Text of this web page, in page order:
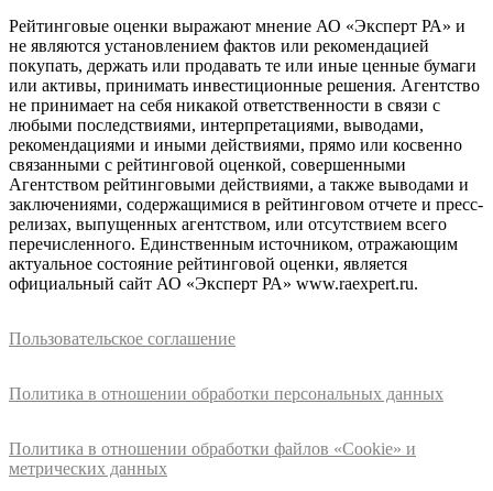
Рейтинговые оценки выражают мнение АО «Эксперт РА» и
не являются установлением фактов или рекомендацией
покупать, держать или продавать те или иные ценные бумаги
или активы, принимать инвестиционные решения. Агентство
не принимает на себя никакой ответственности в связи с
любыми последствиями, интерпретациями, выводами,
рекомендациями и иными действиями, прямо или косвенно
связанными с рейтинговой оценкой, совершенными
Агентством рейтинговыми действиями, а также выводами и
заключениями, содержащимися в рейтинговом отчете и пресс-
релизах, выпущенных агентством, или отсутствием всего
перечисленного. Единственным источником, отражающим
актуальное состояние рейтинговой оценки, является
официальный сайт АО «Эксперт РА» www.raexpert.ru.
Пользовательское соглашение
Политика в отношении обработки персональных данных
Политика в отношении обработки файлов «Cookie» и
метрических данных